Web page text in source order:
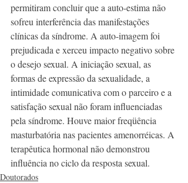
permitiram concluir que a auto-estima não
sofreu interferência das manifestações
clínicas da síndrome. A auto-imagem foi
prejudicada e xerceu impacto negativo sobre
o desejo sexual. A iniciação sexual, as
formas de expressão da sexualidade, a
intimidade comunicativa com o parceiro e a
satisfação sexual não foram influenciadas
pela síndrome. Houve maior freqüência
masturbatória nas pacientes amenorréicas. A
terapêutica hormonal não demonstrou
influência no ciclo da resposta sexual.
Doutorados